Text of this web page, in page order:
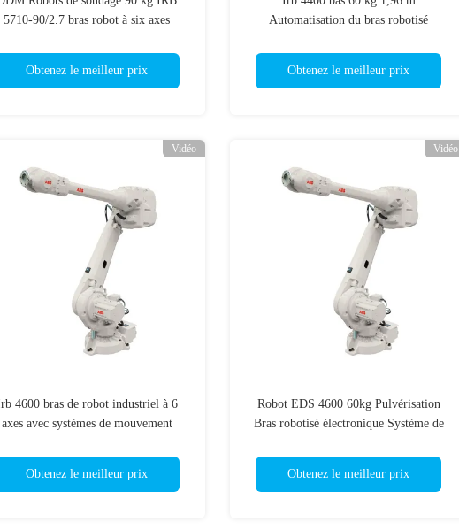
5710-90/2.7 bras robot à six axes
Obtenez le meilleur prix
Automatisation du bras robotisé
Obtenez le meilleur prix
Vidéo
4600 bras de robot industriel à 6
axes avec systèmes de mouvement
Obtenez le meilleur prix
Vidéo
Robot EDS 4600 60kg Pulvérisation
Bras robotisé électronique Système de
Obtenez le meilleur prix